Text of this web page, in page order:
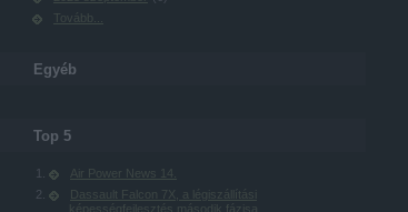
Tovább
Egyéb
Top 5
Air Power News 14.
Dassault Falcon 7X, a légiszállítási
képességfejlesztés második fázisa